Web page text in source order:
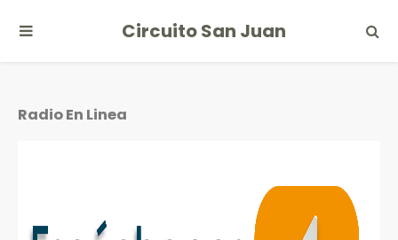
Circuito San Juan
Radio En Linea